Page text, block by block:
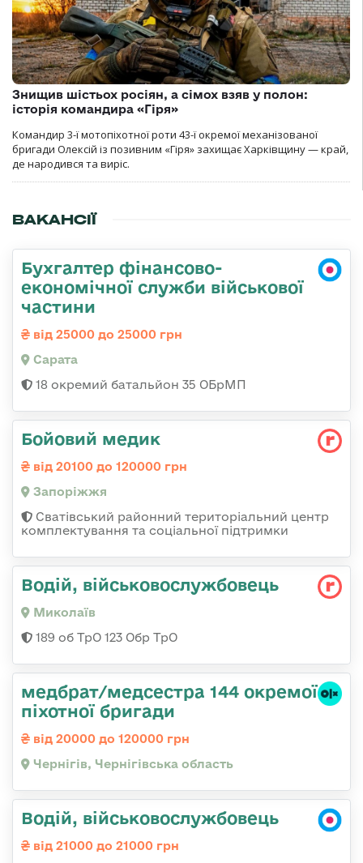
Знищив шістьох росіян, а сімох взяв у полон:
історія командира «Гіря»
Командир 3-ї мотопіхотної роти 43-ї окремої механізованої
бригади Олексій із позивним «Гіря» захищає Харківщину — край,
де народився та виріс.
ВАКАНСІЇ
Бухгалтер фінансово-
економічної служби військової
частини
від 25000 до 25000 грн
Сарата
18 окремий батальйон 35 ОБрМП
Бойовий медик
від 20100 до 120000 грн
Запоріжжя
Сватівський районний територіальний центр
комплектування та соціальної підтримки
Водій, військовослужбовець
Миколаїв
189 об ТрО 123 Обр ТрО
медбрат/медсестра 144 окремої
піхотної бригади
від 20000 до 120000 грн
Чернігів, Чернігівська область
Водій, військовослужбовець
від 21000 до 21000 грн